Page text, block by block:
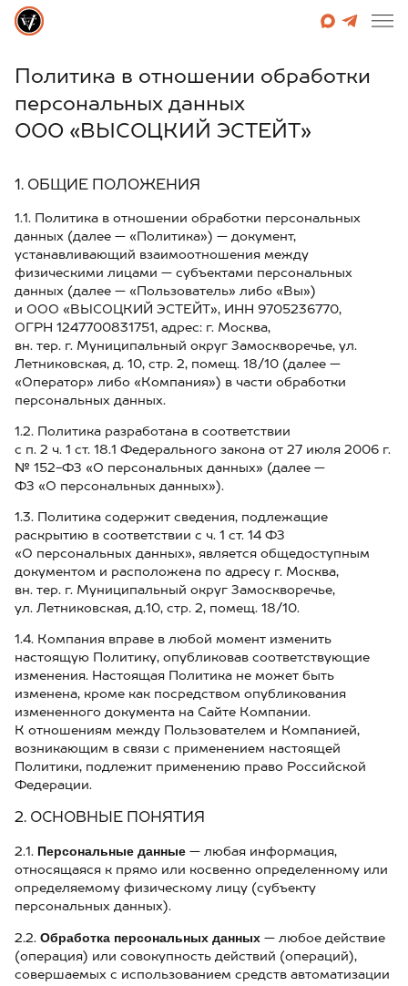
Политика в отношении обработки
персональных данных
ООО «ВЫСОЦКИЙ ЭСТЕЙТ»
1. ОБЩИЕ ПОЛОЖЕНИЯ
1.1. Политика в отношении обработки персональных
данных (далее — «Политика») — документ,
устанавливающий взаимоотношения между
физическими лицами — субъектами персональных
данных (далее — «Пользователь» либо «Вы»)
и ООО «ВЫСОЦКИЙ ЭСТЕЙТ», ИНН 9705236770,
ОГРН 1247700831751, адрес: г. Москва,
вн. тер. г. Муниципальный округ Замоскворечье, ул.
Летниковская, д. 10, стр. 2, помещ. 18/10 (далее —
«Оператор» либо «Компания») в части обработки
персональных данных.
1.2. Политика разработана в соответствии
с п. 2 ч. 1 ст. 18.1 Федерального закона от 27 июля 2006 г.
№ 152-ФЗ «О персональных данных» (далее —
ФЗ «О персональных данных»).
1.3. Политика содержит сведения, подлежащие
раскрытию в соответствии с ч. 1 ст. 14 ФЗ
«О персональных данных», является общедоступным
документом и расположена по адресу г. Москва,
вн. тер. г. Муниципальный округ Замоскворечье,
ул. Летниковская, д.10, стр. 2, помещ. 18/10.
1.4. Компания вправе в любой момент изменить
настоящую Политику, опубликовав соответствующие
изменения. Настоящая Политика не может быть
изменена, кроме как посредством опубликования
измененного документа на Сайте Компании.
К отношениям между Пользователем и Компанией,
возникающим в связи с применением настоящей
Политики, подлежит применению право Российской
Федерации.
2. ОСНОВНЫЕ ПОНЯТИЯ
2.1. Персональные данные — любая информация,
относящаяся к прямо или косвенно определенному или
определяемому физическому лицу (субъекту
персональных данных).
2.2. Обработка персональных данных — любое действие
(операция) или совокупность действий (операций),
совершаемых с использованием средств автоматизации